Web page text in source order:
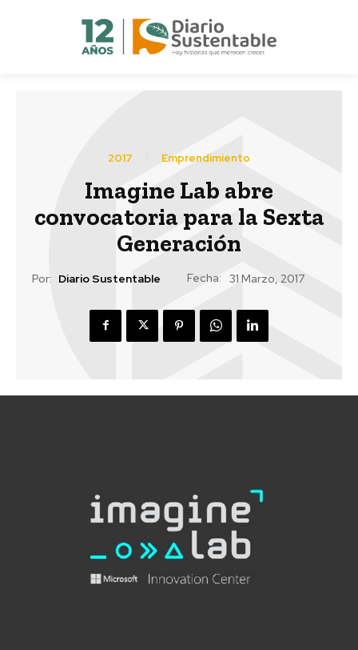
2017 Emprendimiento
Imagine Lab abre
convocatoria para la Sexta
Generación
Por: Diario Sustentable Fecha: 31 Marzo, 2017